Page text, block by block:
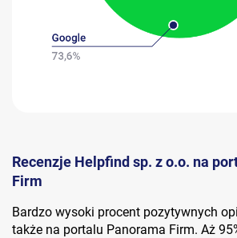
Recenzje Helpfind sp. z o.o. na
Firm
Bardzo wysoki procent pozytywnych
także na portalu Panorama Firm. Aż